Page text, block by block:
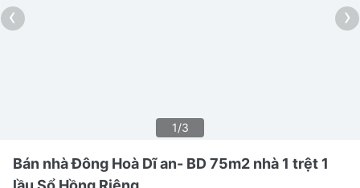
‹ ›
1/3
Bán nhà Đông Hoà Dĩ an- BD 75m2 nhà 1 trệt 1